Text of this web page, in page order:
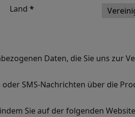
Land *
Daten, die Sie uns zur
SMS-Nachrichten über die
Sie auf der folgenden